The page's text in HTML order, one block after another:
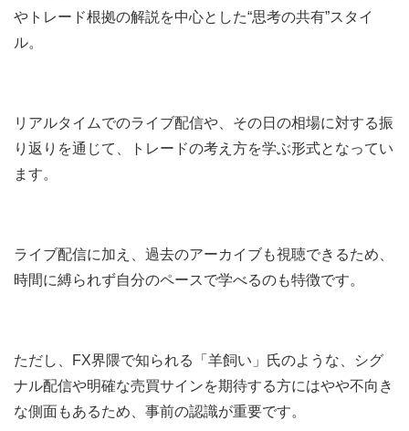
やトレード根拠の解説を中心とした“思考の共有”スタイ
ル。
リアルタイムでのライブ配信や、その日の相場に対する振
り返りを通じて、トレードの考え方を学ぶ形式となってい
ます。
ライブ配信に加え、過去のアーカイブも視聴できるため、
時間に縛られず自分のペースで学べるのも特徴です。
ただし、FX界隈で知られる「羊飼い」氏のような、シグ
ナル配信や明確な売買サインを期待する方にはやや不向き
な側面もあるため、事前の認識が重要です。